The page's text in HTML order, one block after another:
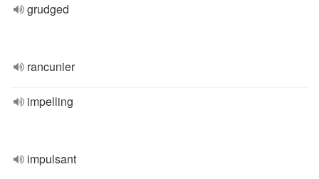
grudged
rancunier
impelling
impulsant